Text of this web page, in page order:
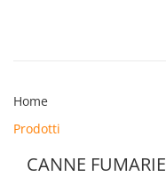
Home
Prodotti
CANNE FUMARIE